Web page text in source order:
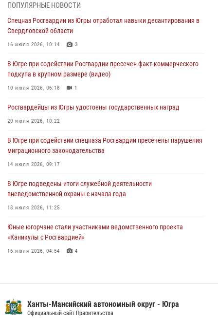
Военнослужащие Росгвардии сбили дрон-разведчик ВСУ на южном
направлении
Офицеры Росгвардии и ветераны войск правопорядка почтили
память генерала армии Ивана Кирилловича Яковлева
В Югре при силовой поддержке ОМОН Росгвардии задержаны
06 августа 2026, 09:07 2 1
Урайский отдел вневедомственной охраны Росгвардии отмечает
05 августа 2026, 12:01 3
ПОПУЛЯРНЫЕ НОВОСТИ
Спецназ Росгвардии из Югры отработал навыки десантирования в
Свердловской области
16 июля 2026, 10:14 3
В Югре при содействии Росгвардии пресечен факт коммерческого
подкупа в крупном размере (видео)
10 июля 2026, 06:18 1
Росгвардейцы из Югры удостоены государственных наград
20 июля 2026, 10:22
В Югре при содействии спецназа Росгвардии пресечены нарушения
миграционного законодательства
14 июля 2026, 09:17
В Югре подведены итоги служебной деятельности
вневедомственной охраны с начала года
18 июля 2026, 11:25
Юные югорчане стали участниками ведомственного проекта
«Каникулы с Росгвардией»
16 июля 2026, 04:54 4
В Югре военнослужащие и сотрудники Росгвардии почтили память
Ханты-Мансийский автономный округ - Югра
Официальный сайт Правительства